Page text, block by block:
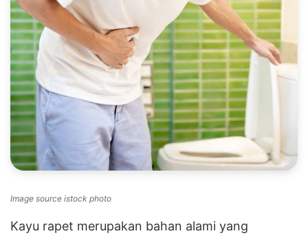
Image source istock photo
Kayu rapet merupakan bahan alami yang